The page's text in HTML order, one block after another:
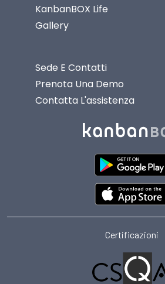
KanbanBOX Life
Gallery
Sede E Contatti
Prenota Una Demo
Contatta L'assistenza
Certificazioni